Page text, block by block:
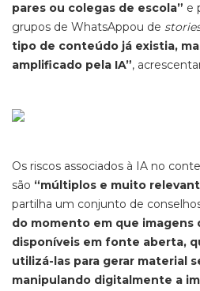
pares ou colegas de escola” e
grupos de WhatsAppou de
tipo de conteúdo já existia,
amplificado pela IA”,
Os riscos associados à IA no
são “múltiplos e muito
partilha um conjunto de
do momento em que imagens
disponíveis em fonte aberta,
utilizá-las para gerar material
manipulando digitalmente a